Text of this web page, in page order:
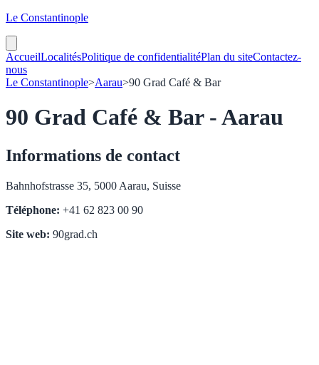
Le Constantinople
AccueilLocalitésPolitique de confidentialitéPlan du siteContactez-
nous
Le Constantinople>Aarau>90 Grad Café & Bar
90 Grad Café & Bar - Aarau
Informations de contact
Bahnhofstrasse 35, 5000 Aarau, Suisse
Téléphone: +41 62 823 00 90
Site web: 90grad.ch